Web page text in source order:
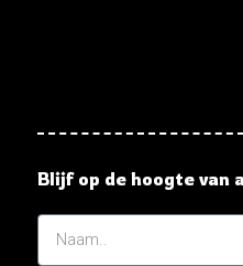
Blijf op de hoogte van